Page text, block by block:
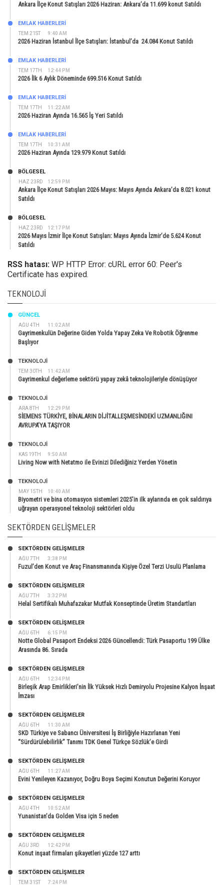
Ankara İlçe Konut Satışları 2026 Haziran: Ankara’da 11.699 konut Satıldı
TEM 21ST 9:40 AM
EMLAK HABERLERI
2026 Haziran İstanbul İlçe Satışları: İstanbul’da 24.084 Konut Satıldı
TEM 17TH 12:44 PM
EMLAK HABERLERI
2026 İlk 6 Aylık Döneminde 699.516 Konut Satıldı
TEM 17TH 11:22 AM
EMLAK HABERLERI
2026 Haziran Ayında 16.565 İş Yeri Satıldı
TEM 17TH 10:31 AM
EMLAK HABERLERI
2026 Haziran Ayında 129.979 Konut Satıldı
HAZ 23RD 12:59 PM
BÖLGESEL
Ankara İlçe Konut Satışları 2026 Mayıs: Mayıs Ayında Ankara’da 8.021 konut
Satıldı
HAZ 23RD 12:17 PM
BÖLGESEL
2026 Mayıs İzmir İlçe Konut Satışları: Mayıs Ayında İzmir’de 5.624 Konut
Satıldı
RSS hatası: WP HTTP Error: cURL error 60: Peer's
Certificate has expired.
TEKNOLOJI
AĞU 4TH 11:02 AM
GÜNCEL
Gayrimenkulün Değerine Giden Yolda Yapay Zeka Ve Robotik Öğrenme
Başlıyor
TEM 30TH 11:42 AM
TEKNOLOJİ
Gayrimenkul değerleme sektörü yapay zekâ teknolojileriyle dönüşüyor
ARA 8TH 12:29 PM
TEKNOLOJİ
SİEMENS TÜRKİYE, BİNALARIN DİJİTALLEŞMESİNDEKİ UZMANLIĞINI
AVRUPA’YA TAŞIYOR
KAS 19TH 9:50 AM
TEKNOLOJİ
Living Now with Netatmo ile Evinizi Dilediğiniz Yerden Yönetin
MAY 15TH 10:40 AM
TEKNOLOJİ
Biyometri ve bina otomasyon sistemleri 2025’in ilk aylarında en çok saldırıya
uğrayan operasyonel teknoloji sektörleri oldu
SEKTÖRDEN GELIŞMELER
AĞU 7TH 3:38 PM
SEKTÖRDEN GELIŞMELER
Fuzul’den Konut ve Araç Finansmanında Kişiye Özel Terzi Usulü Planlama
AĞU 7TH 3:32 PM
SEKTÖRDEN GELIŞMELER
Helal Sertifikalı Muhafazakar Mutfak Konseptinde Üretim Standartları
AĞU 6TH 6:15 PM
SEKTÖRDEN GELIŞMELER
Notte Global Pasaport Endeksi 2026 Güncellendi: Türk Pasaportu 199 Ülke
Arasında 86. Sırada
AĞU 6TH 12:34 PM
SEKTÖRDEN GELIŞMELER
Birleşik Arap Emirlikleri’nin İlk Yüksek Hızlı Demiryolu Projesine Kalyon İnşaat
İmzası
AĞU 6TH 11:30 AM
SEKTÖRDEN GELIŞMELER
SKD Türkiye ve Sabancı Üniversitesi İş Birliğiyle Hazırlanan Yeni
“Sürdürülebilirlik” Tanımı TDK Genel Türkçe Sözlük’e Girdi
AĞU 6TH 11:27 AM
SEKTÖRDEN GELIŞMELER
Evini Yenileyen Kazanıyor, Doğru Boya Seçimi Konutun Değerini Koruyor
AĞU 4TH 10:52 AM
SEKTÖRDEN GELIŞMELER
Yunanistan’da Golden Visa için 5 neden
AĞU 3RD 12:42 PM
SEKTÖRDEN GELIŞMELER
Konut inşaat firmaları şikayetleri yüzde 127 arttı
TEM 31ST 7:24 PM
SEKTÖRDEN GELIŞMELER